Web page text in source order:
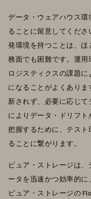
データ・ウェアハウス
ることに留意してくだ
発環境を持つことは、
務面でも困難です。運用
ロジスティクスの課題
になることがよくありま
新されず、必要に応じ
によりデータ・ドリフ
把握するために、テス
ることに繋がります。
ピュア・ストレージは
ータを迅速かつ効率的に
ピュア・ストレージの